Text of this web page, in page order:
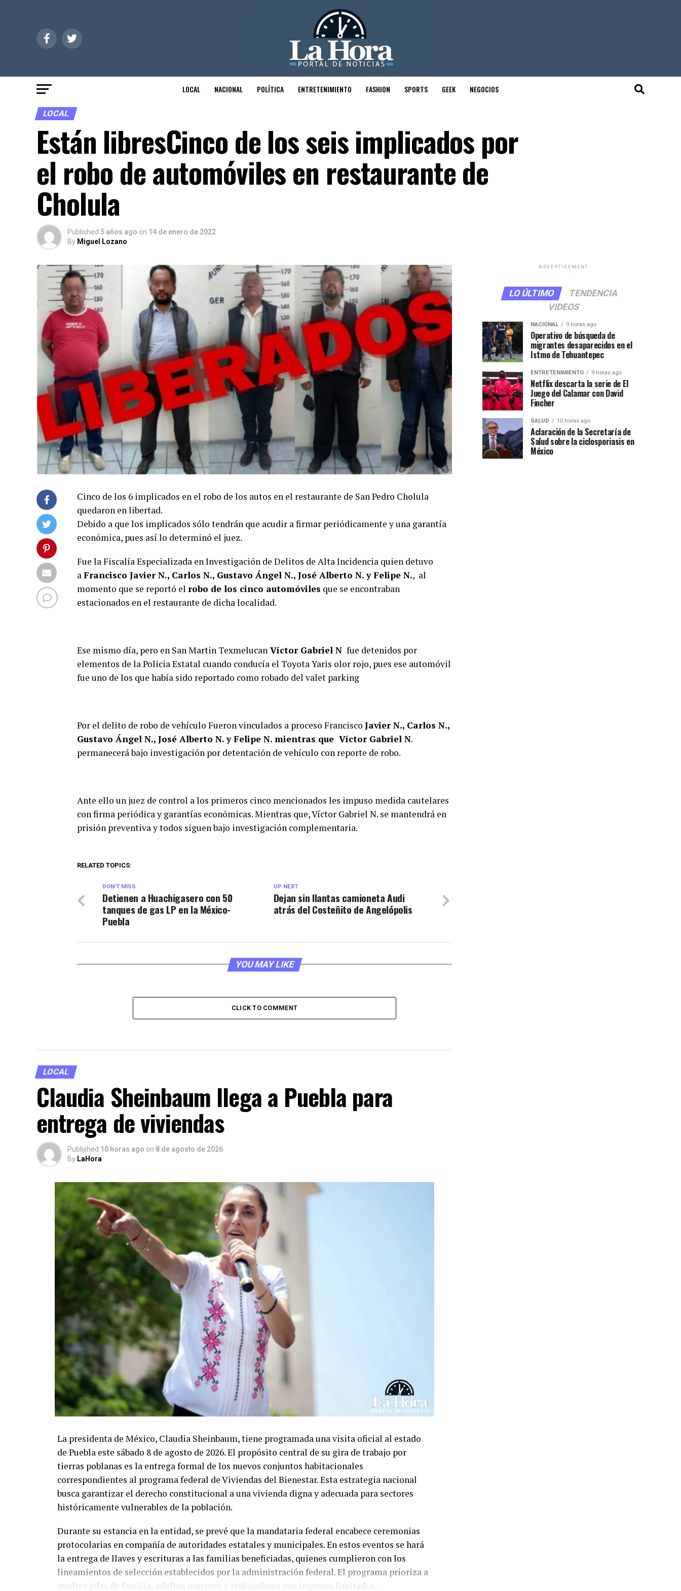
LOCAL NACIONAL POLÍTICA ENTRETENIMIENTO FASHION SPORTS GEEK NEGOCIOS
LOCAL
Están libresCinco de los seis implicados por
el robo de automóviles en restaurante de
Cholula
Published 5 años ago on 14 de enero de 2022
By Miguel Lozano
Cinco de los 6 implicados en el robo de los autos en el restaurante de San Pedro Cholula
quedaron en libertad.
Debido a que los implicados sólo tendrán que acudir a firmar periódicamente y una garantía
económica, pues así lo determinó el juez.
Fue la Fiscalía Especializada en Investigación de Delitos de Alta Incidencia quien detuvo
aFrancisco Javier N., Carlos N., Gustavo Ángel N., José Alberto N. y Felipe N., al
momento que se reportó el robo de los cinco automóviles que se encontraban
estacionados en el restaurante de dicha localidad.
Ese mismo día, pero en San Martin Texmelucan Víctor Gabriel N fue detenidos por
elementos de la Policia Estatal cuando conducía el Toyota Yaris olor rojo, pues ese automóvil
fue uno de los que había sido reportado como robado del valet parking
Por el delito de robo de vehículo Fueron vinculados a proceso Francisco Javier N., Carlos N.,
Gustavo Ángel N., José Alberto N. y Felipe N. mientras que Víctor Gabriel N.
permanecerá bajo investigación por detentación de vehículo con reporte de robo.
Ante ello un juez de control a los primeros cinco mencionados les impuso medida cautelares
con firma periódica y garantías económicas. Mientras que, Víctor Gabriel N. se mantendrá en
prisión preventiva y todos siguen bajo investigación complementaria.
RELATED TOPICS:
UP NEXT
Dejan sin llantas camioneta Audi
atrás del Costeñito de Angelópolis
DON'T MISS
Detienen a Huachigasero con 50
tanques de gas LP en la México-
Puebla
YOU MAY LIKE
CLICK TO COMMENT
LOCAL
Claudia Sheinbaum llega a Puebla para
entrega de viviendas
Published 10 horas ago on 8 de agosto de 2026
By LaHora
La presidenta de México, Claudia Sheinbaum, tiene programada una visita oficial al estado
de Puebla este sábado 8 de agosto de 2026. El propósito central de su gira de trabajo por
tierras poblanas es la entrega formal de los nuevos conjuntos habitacionales
correspondientes al programa federal de Viviendas del Bienestar. Esta estrategia nacional
busca garantizar el derecho constitucional a una vivienda digna y adecuada para sectores
históricamente vulnerables de la población.
Durante su estancia en la entidad, se prevé que la mandataria federal encabece ceremonias
protocolarias en compañía de autoridades estatales y municipales. En estos eventos se hará
la entrega de llaves y escrituras a las familias beneficiadas, quienes cumplieron con los
lineamientos de selección establecidos por la administración federal. El programa prioriza a
madres jefas de familia, adultos mayores y trabajadores con ingresos limitados.
ADVERTISEMENT
LO ÚLTIMO
TENDENCIA
VIDEOS
NACIONAL 9 horas ago
Operativo de búsqueda de
migrantes desaparecidos en el
Istmo de Tehuantepec
ENTRETENIMIENTO 9 horas ago
Netflix descarta la serie de El
Juego del Calamar con David
Fincher
SALUD 10 horas ago
Aclaración de la Secretaría de
Salud sobre la ciclosporiasis en
México